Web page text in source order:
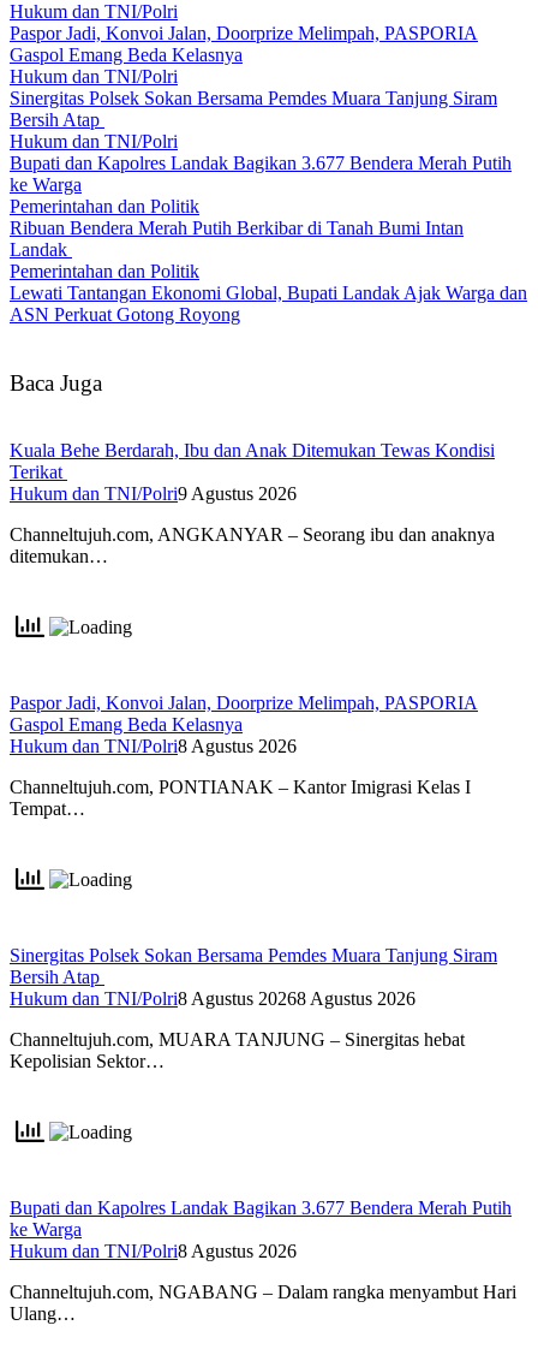
Hukum dan TNI/Polri
Paspor Jadi, Konvoi Jalan, Doorprize Melimpah, PASPORIA
Gaspol Emang Beda Kelasnya
Hukum dan TNI/Polri
Sinergitas Polsek Sokan Bersama Pemdes Muara Tanjung Siram
Bersih Atap
Hukum dan TNI/Polri
Bupati dan Kapolres Landak Bagikan 3.677 Bendera Merah Putih
ke Warga
Pemerintahan dan Politik
Ribuan Bendera Merah Putih Berkibar di Tanah Bumi Intan
Landak
Pemerintahan dan Politik
Lewati Tantangan Ekonomi Global, Bupati Landak Ajak Warga dan
ASN Perkuat Gotong Royong
Baca Juga
Kuala Behe Berdarah, Ibu dan Anak Ditemukan Tewas Kondisi
Terikat
Hukum dan TNI/Polri9 Agustus 2026
Channeltujuh.com, ANGKANYAR – Seorang ibu dan anaknya
ditemukan…
Paspor Jadi, Konvoi Jalan, Doorprize Melimpah, PASPORIA
Gaspol Emang Beda Kelasnya
Hukum dan TNI/Polri8 Agustus 2026
Channeltujuh.com, PONTIANAK – Kantor Imigrasi Kelas I
Tempat…
Sinergitas Polsek Sokan Bersama Pemdes Muara Tanjung Siram
Bersih Atap
Hukum dan TNI/Polri8 Agustus 20268 Agustus 2026
Channeltujuh.com, MUARA TANJUNG – Sinergitas hebat
Kepolisian Sektor…
Bupati dan Kapolres Landak Bagikan 3.677 Bendera Merah Putih
ke Warga
Hukum dan TNI/Polri8 Agustus 2026
Channeltujuh.com, NGABANG – Dalam rangka menyambut Hari
Ulang…